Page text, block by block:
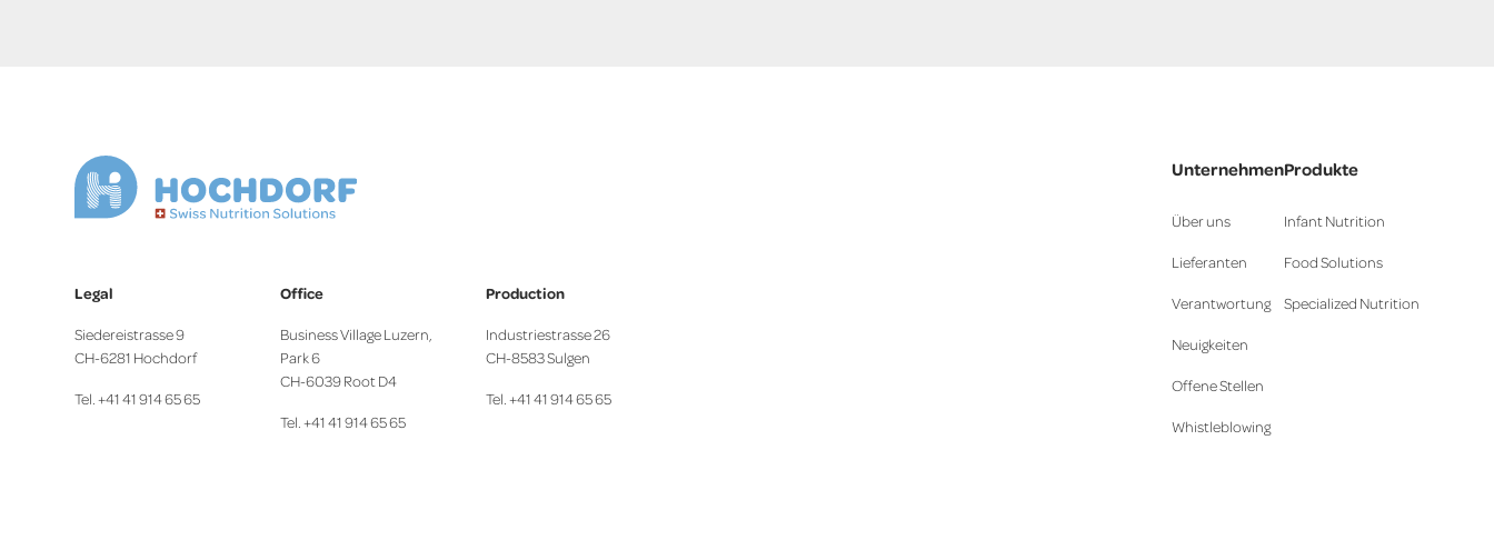
Legal
Siedereistrasse 9
CH-6281 Hochdorf
Tel. +41 41 914 65 65
Office
Business Village Luzern,
Park 6
CH-6039 Root D4
Tel. +41 41 914 65 65
Production
Industriestrasse 26
CH-8583 Sulgen
Tel. +41 41 914 65 65
Unternehmen
Über uns
Lieferanten
Verantwortung
Neuigkeiten
Offene Stellen
Whistleblowing
Produkte
Infant Nutrition
Food Solutions
Specialized Nutrition